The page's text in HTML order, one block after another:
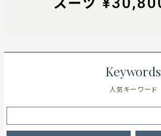
Keywords
人気キーワード